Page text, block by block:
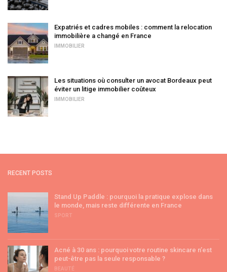
Expatriés et cadres mobiles : comment la relocation
immobilière a changé en France
IMMOBILIER
Les situations où consulter un avocat Bordeaux peut
éviter un litige immobilier coûteux
IMMOBILIER
RECENT POSTS
Stand Up Paddle : pourquoi la pratique explose dans
le monde, mais reste différente en France
SPORT
Acné à 30 ans : pourquoi votre routine skincare n’est
peut-être pas la seule responsable ?
BEAUTÉ